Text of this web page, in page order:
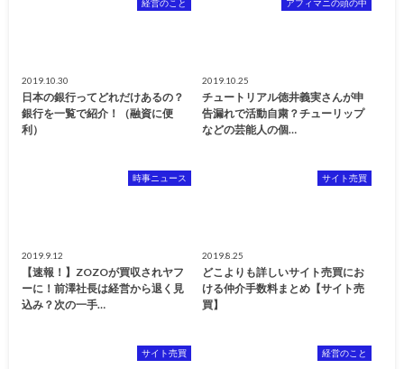
経営のこと
2019.10.30
日本の銀行ってどれだけあるの？
銀行を一覧で紹介！（融資に便
利）
アフィマニの頭の中
2019.10.25
チュートリアル徳井義実さんが申
告漏れで活動自粛？チューリップ
などの芸能人の個…
時事ニュース
2019.9.12
【速報！】ZOZOが買収されヤフ
ーに！前澤社長は経営から退く見
込み？次の一手…
サイト売買
2019.8.25
どこよりも詳しいサイト売買にお
ける仲介手数料まとめ【サイト売
買】
サイト売買 経営のこと